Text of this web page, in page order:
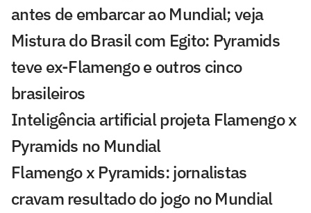
antes de embarcar ao Mundial; veja
Mistura do Brasil com Egito: Pyramids
teve ex-Flamengo e outros cinco
brasileiros
Inteligência artificial projeta Flamengo x
Pyramids no Mundial
Flamengo x Pyramids: jornalistas
cravam resultado do jogo no Mundial